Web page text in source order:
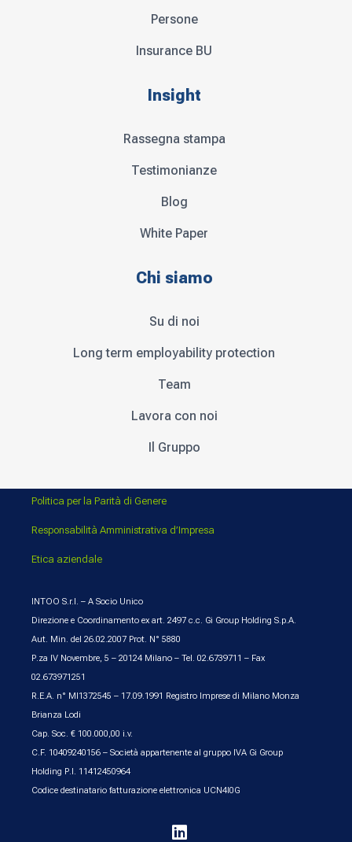
Persone
Insurance BU
Insight
Rassegna stampa
Testimonianze
Blog
White Paper
Chi siamo
Su di noi
Long term employability protection
Team
Lavora con noi
Il Gruppo
Politica per la Parità di Genere
Responsabilità Amministrativa d’Impresa
Etica aziendale
INTOO S.r.l. – A Socio Unico
Direzione e Coordinamento ex art. 2497 c.c. Gi Group Holding S.p.A.
Aut. Min. del 26.02.2007 Prot. N° 5880
P.za IV Novembre, 5 – 20124 Milano – Tel. 02.6739711 – Fax
02.673971251
R.E.A. n° MI1372545 – 17.09.1991 Registro Imprese di Milano Monza
Brianza Lodi
Cap. Soc. € 100.000,00 i.v.
C.F. 10409240156 – Società appartenente al gruppo IVA Gi Group
Holding P.I. 11412450964
Codice destinatario fatturazione elettronica UCN4I0G
